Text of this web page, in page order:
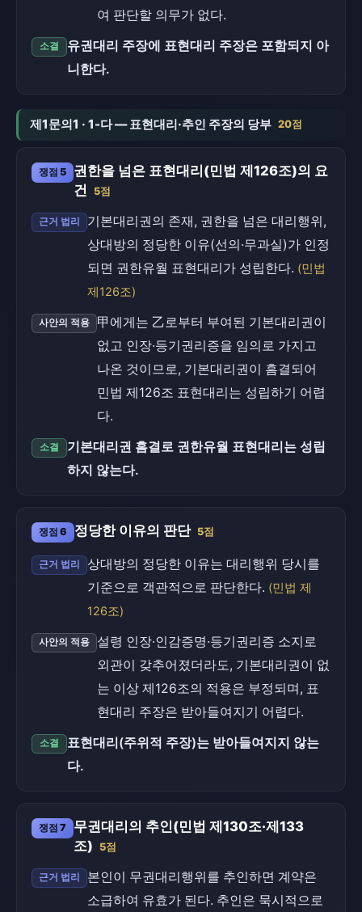
여 판단할 의무가 없다.
소결
유권대리 주장에 표현대리 주장은 포함되지 아
니한다.
제1문의1 · 1-다 — 표현대리·추인 주장의 당부 20점
쟁점 5
권한을 넘은 표현대리(민법 제126조)의 요
건
5점
근거 법리
기본대리권의 존재, 권한을 넘은 대리행위,
상대방의 정당한 이유(선의·무과실)가 인정
되면 권한유월 표현대리가 성립한다. (민법
제126조)
사안의 적용
甲에게는 乙로부터 부여된 기본대리권이
없고 인장·등기권리증을 임의로 가지고
나온 것이므로, 기본대리권이 흠결되어
민법 제126조 표현대리는 성립하기 어렵
다.
소결
기본대리권 흠결로 권한유월 표현대리는 성립
하지 않는다.
쟁점 6 정당한 이유의 판단 5점
근거 법리
상대방의 정당한 이유는 대리행위 당시를
기준으로 객관적으로 판단한다. (민법 제
126조)
사안의 적용
설령 인장·인감증명·등기권리증 소지로
외관이 갖추어졌더라도, 기본대리권이 없
는 이상 제126조의 적용은 부정되며, 표
현대리 주장은 받아들여지기 어렵다.
소결
표현대리(주위적 주장)는 받아들여지지 않는
다.
쟁점 7
무권대리의 추인(민법 제130조·제133
조) 5점
근거 법리
본인이 무권대리행위를 추인하면 계약은
소급하여 유효가 된다. 추인은 묵시적으로